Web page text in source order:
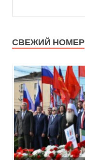
СВЕЖИЙ НОМЕР